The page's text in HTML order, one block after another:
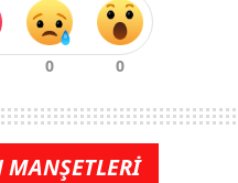
MANŞETLERİ